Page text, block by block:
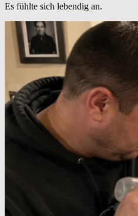
Es fühlte sich lebendig an.